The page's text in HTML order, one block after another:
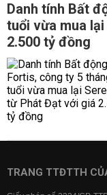
Danh tính Bất
tuổi vừa mua
2.500 tỷ đồng
TRANG TTĐTTH